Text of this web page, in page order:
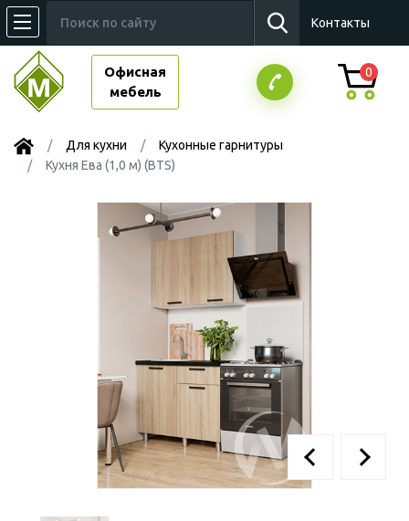
Контакты
Офисная
мебель
0
Для кухни
Кухонные гарнитуры
Кухня Ева (1,0 м) (BTS)